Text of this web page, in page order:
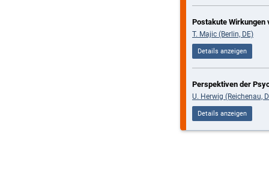
Postakute
T. Majic (Berlin, DE)
Details anzeigen
Perspektiven der
U. Herwig (Reichenau,
Details anzeigen